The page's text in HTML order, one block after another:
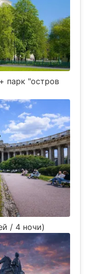
парк "остров
/ 4 ночи)